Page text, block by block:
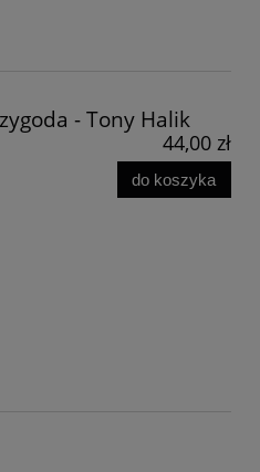
- Tony Halik
44,00 zł
do koszyka